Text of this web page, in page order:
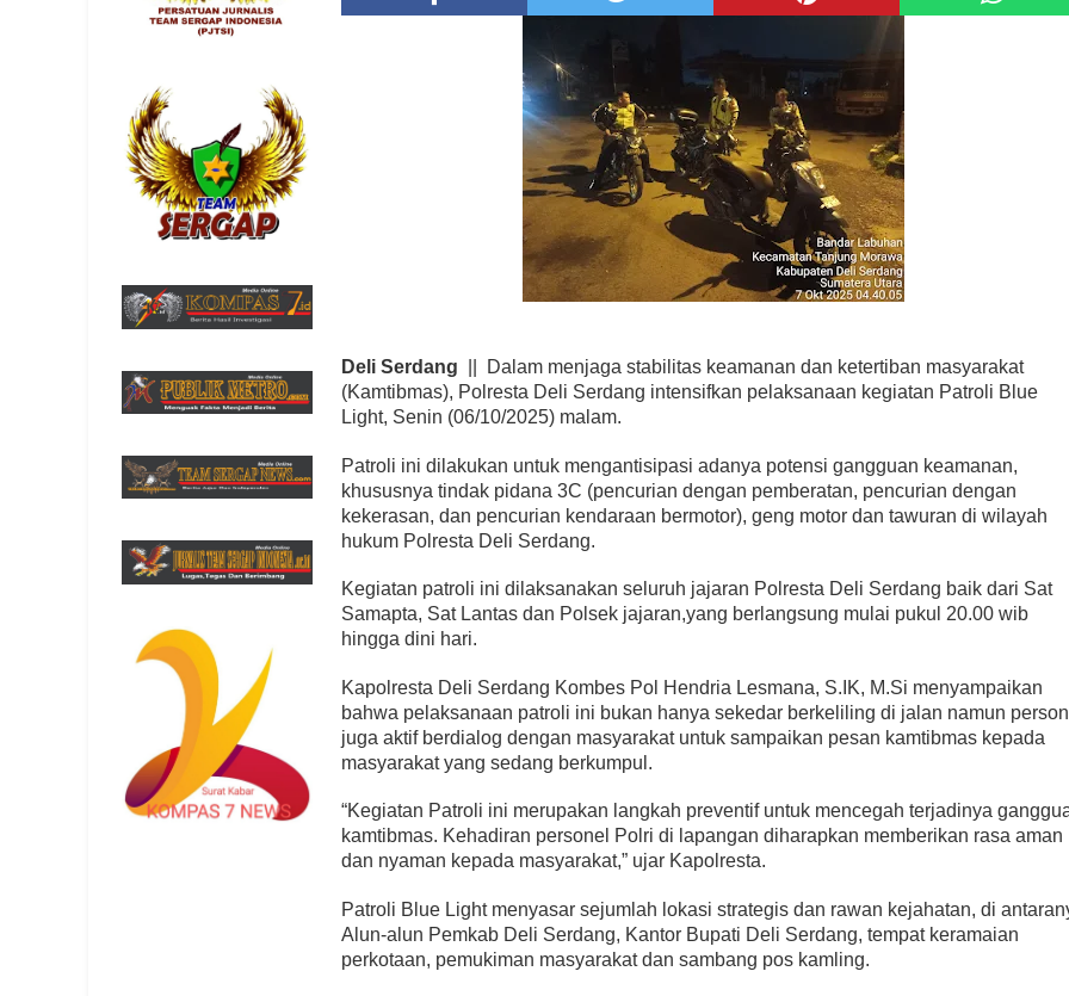
Deli Serdang
|| Dalam menjaga stabilitas keamanan dan ketertiban masyarakat
(Kamtibmas), Polresta Deli Serdang intensifkan pelaksanaan kegiatan Patroli Blue
Light, Senin (06/10/2025) malam.
Patroli ini dilakukan untuk mengantisipasi adanya potensi gangguan keamanan,
khususnya tindak pidana 3C (pencurian dengan pemberatan, pencurian dengan
kekerasan, dan pencurian kendaraan bermotor), geng motor dan tawuran di wilayah
hukum Polresta Deli Serdang.
Kegiatan patroli ini dilaksanakan seluruh jajaran Polresta Deli Serdang baik dari Sat
Samapta, Sat Lantas dan Polsek jajaran,yang berlangsung mulai pukul 20.00 wib
hingga dini hari.
Kapolresta Deli Serdang Kombes Pol Hendria Lesmana, S.IK, M.Si menyampaikan
bahwa pelaksanaan patroli ini bukan hanya sekedar berkeliling di jalan namun
juga aktif berdialog dengan masyarakat untuk sampaikan pesan kamtibmas kepada
masyarakat yang sedang berkumpul.
“Kegiatan Patroli ini merupakan langkah preventif untuk mencegah terjadinya
kamtibmas. Kehadiran personel Polri di lapangan diharapkan memberikan rasa aman
dan nyaman kepada masyarakat,” ujar Kapolresta.
Patroli Blue Light menyasar sejumlah lokasi strategis dan rawan kejahatan, di
Alun-alun Pemkab Deli Serdang, Kantor Bupati Deli Serdang, tempat keramaian
perkotaan, pemukiman masyarakat dan sambang pos kamling.